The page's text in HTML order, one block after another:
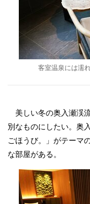
客室温泉には濡
美しい冬の奥入瀬渓
別なものにしたい。奥
ごほうび。」がテーマ
な部屋がある。